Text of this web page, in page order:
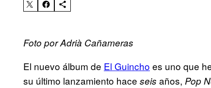
Foto porAdrià Cañameras
El nuevo álbum de El Guincho es uno que
su último lanzamiento hace seis años, Pop